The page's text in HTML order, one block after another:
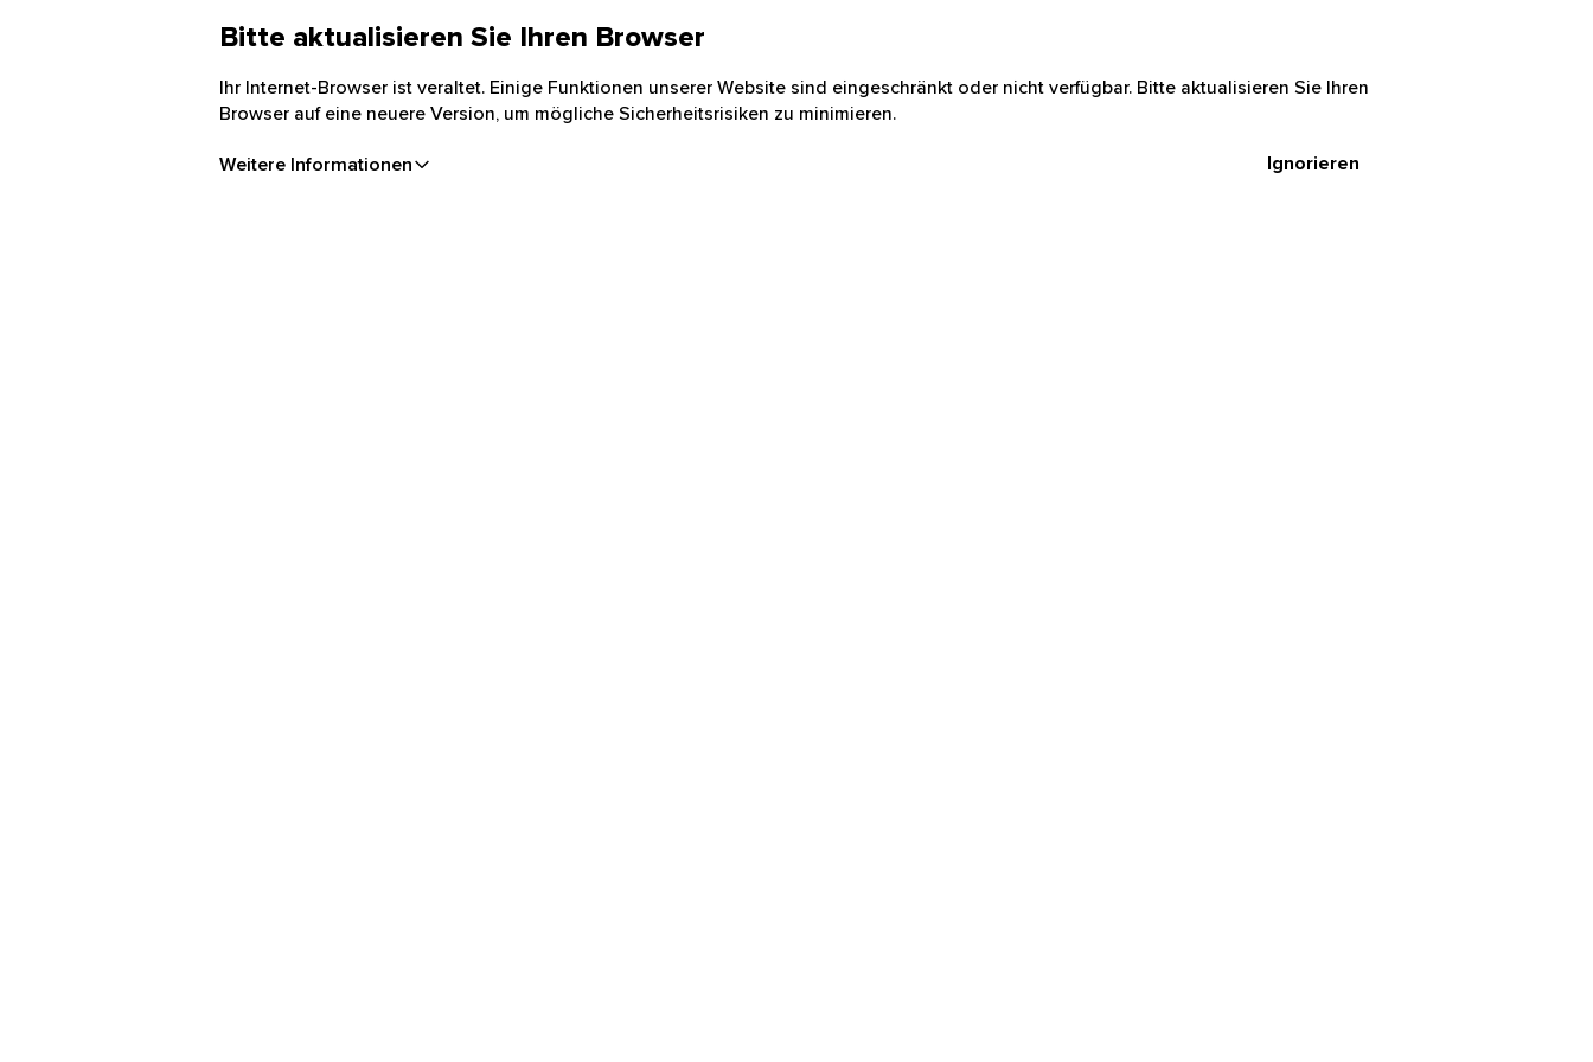
Bitte aktualisieren Sie Ihren Browser
Ihr Internet-Browser ist veraltet. Einige Funktionen unserer Website sind eingeschränkt oder nicht verfügbar. Bitte aktualisieren Sie Ihren
Browser auf eine neuere Version, um mögliche Sicherheitsrisiken zu minimieren.
Weitere Informationen Ignorieren